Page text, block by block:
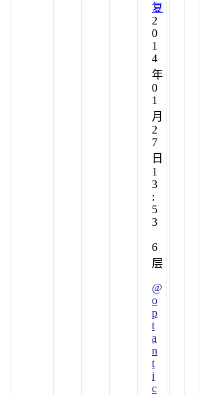
复
2
0
1
4
年
0
1
月
2
7
日
1
3
:
5
3
6
层
@
o
p
t
a
n
t
i
c